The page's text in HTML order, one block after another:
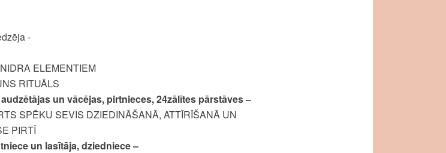
-
ELEMENTIEM
RITUĀLS
un vācējas, pirtnieces, 24zālītes pārstāves –
SPĒKU SEVIS DZIEDINĀŠANĀ, ATTĪRĪŠANĀ UN
PIRTĪ
un lasītāja, dziedniece –